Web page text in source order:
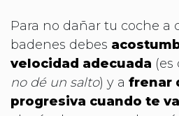
Para no dañar tu coche a
badenes debes
velocidad adecuada (es
no dé un salto) y a frenar
progresiva cuando te